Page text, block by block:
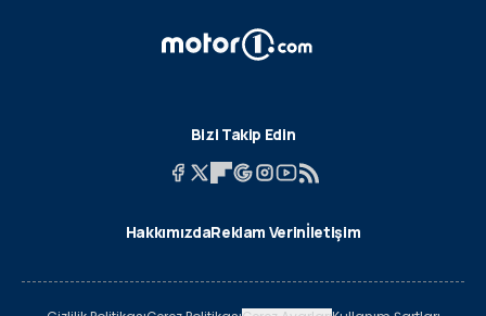
Bizi Takip Edin
HakkımızdaReklam Verinİletişim